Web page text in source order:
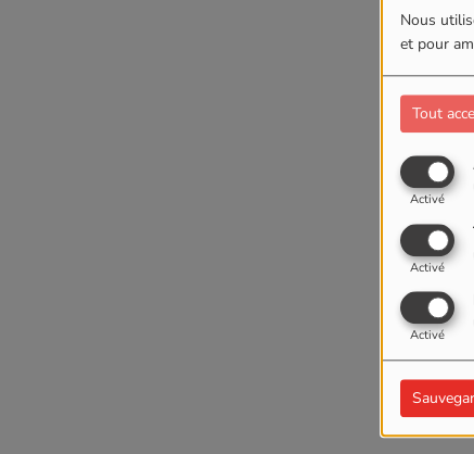
Nous
et pour
Tout
Activé
Activé
Activé